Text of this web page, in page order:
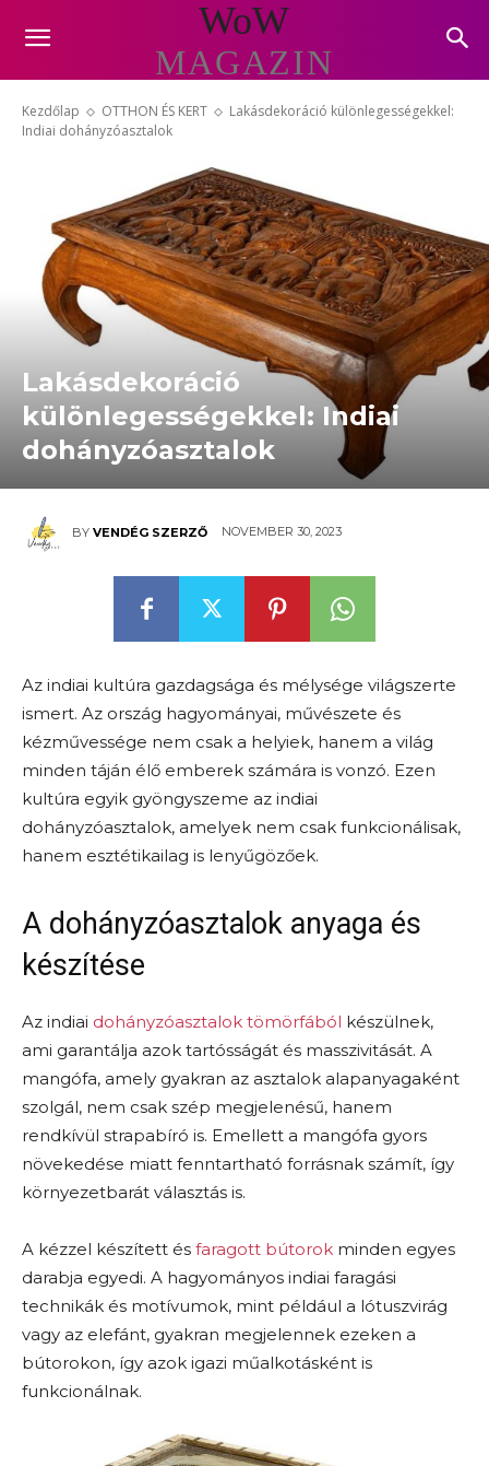
WoW
MAGAZIN
Kezdőlap OTTHON ÉS KERT
Lakásdekoráció különlegességekkel:
Indiai dohányzóasztalok
Lakásdekoráció
különlegességekkel: Indiai
dohányzóasztalok
BY VENDÉG SZERZŐ NOVEMBER 30, 2023
Az indiai kultúra gazdagsága és mélysége világszerte
ismert. Az ország hagyományai, művészete és
kézművessége nem csak a helyiek, hanem a világ
minden táján élő emberek számára is vonzó. Ezen
kultúra egyik gyöngyszeme az indiai
dohányzóasztalok, amelyek nem csak funkcionálisak,
hanem esztétikailag is lenyűgözőek.
A dohányzóasztalok anyaga és
készítése
Az indiai dohányzóasztalok tömörfából készülnek,
ami garantálja azok tartósságát és masszivitását. A
mangófa, amely gyakran az asztalok alapanyagaként
szolgál, nem csak szép megjelenésű, hanem
rendkívül strapabíró is. Emellett a mangófa gyors
növekedése miatt fenntartható forrásnak számít, így
környezetbarát választás is.
A kézzel készített és faragott bútorok minden egyes
darabja egyedi. A hagyományos indiai faragási
technikák és motívumok, mint például a lótuszvirág
vagy az elefánt, gyakran megjelennek ezeken a
bútorokon, így azok igazi műalkotásként is
funkcionálnak.